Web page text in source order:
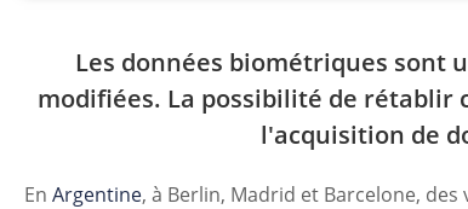
Les données biométriques sont
modifiées. La possibilité de
l'acquisition de
En Argentine, à Berlin, Madrid et Barcelone,